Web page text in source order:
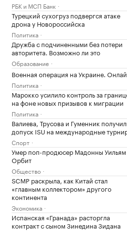
РБК и МСП Банк
Турецкий сухогруз подвергся атаке
дрона у Новороссийска
Политика
Дружба с подчиненными без потери
авторитета. Возможно ли это
Образование
Военная операция на Украине.
Политика
Марокко усилило контроль за
на фоне новых призывов к миграции
Политика
Валиева, Трусова и Гуменник
допуск ISU на международные
Спорт
Умер поп-продюсер Мадонны Уильям
Орбит
Общество
SCMP раскрыла, как Китай стал
«главным коллектором» другого
континента
Экономика
Испанская «Гранада» расторгла
контракт с сыном Зинедина Зидана